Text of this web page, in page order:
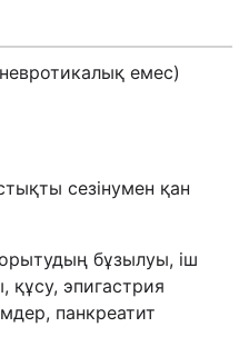
емес)
сезінумен қан
бұзылуы, іш
құсу, эпигастрия
панкреатит